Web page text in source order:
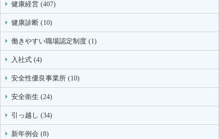
健康経営 (407)
健康診断 (10)
働きやすい職場認定制度 (1)
入社式 (4)
安全性優良事業所 (10)
安全衛生 (24)
引っ越し (34)
新年例会 (8)